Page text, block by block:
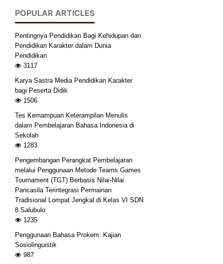
POPULAR ARTICLES
Pentingnya Pendidikan Bagi Kehidupan dan
Pendidikan Karakter dalam Dunia
Pendidikan
3117
Karya Sastra Media Pendidikan Karakter
bagi Peserta Didik
1506
Tes Kemampuan Keterampilan Menulis
dalam Pembelajaran Bahasa Indonesia di
Sekolah
1283
Pengembangan Perangkat Pembelajaran
melalui Penggunaan Metode Teams Games
Tournament (TGT) Berbasis Nilai-Nilai
Pancasila Terintegrasi Permainan
Tradisional Lompat Jengkal di Kelas VI SDN
8 Salubulo
1235
Penggunaan Bahasa Prokem: Kajian
Sosiolinguistik
987